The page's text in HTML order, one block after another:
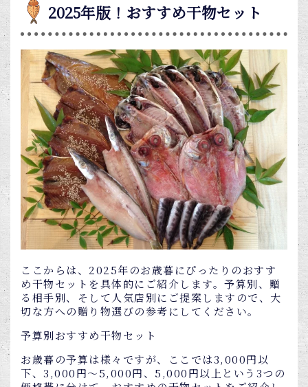
2025年版！おすすめ干物セット
ここからは、2025年のお歳暮にぴったりのおすす
め干物セットを具体的にご紹介します。予算別、贈
る相手別、そして人気店別にご提案しますので、大
切な方への贈り物選びの参考にしてください。
予算別おすすめ干物セット
お歳暮の予算は様々ですが、ここでは3,000円以
下、3,000円～5,000円、5,000円以上という3つの